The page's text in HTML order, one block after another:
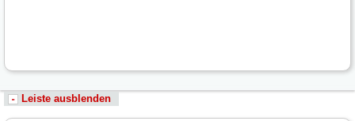
Leiste ausblenden